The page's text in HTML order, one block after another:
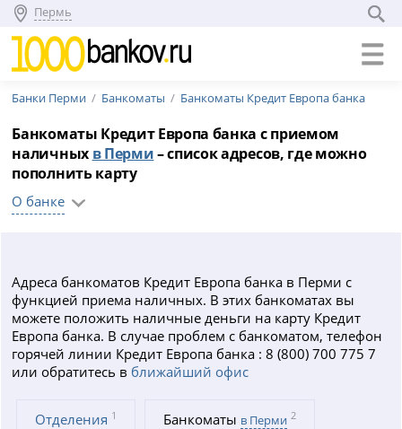
Пермь
Банки Перми Банкоматы Банкоматы Кредит Европа банка
Банкоматы Кредит Европа банка с приемом
наличных в Перми– список адресов, где можно
пополнить карту
О банке
Адреса банкоматов Кредит Европа банка в Перми с
функцией приема наличных. В этих банкоматах вы
можете положить наличные деньги на карту Кредит
Европа банка. В случае проблем с банкоматом, телефон
горячей линии Кредит Европа банка : 8 (800) 700 775 7
или обратитесь в ближайший офис
Отделения 1 Банкоматы в Перми 2